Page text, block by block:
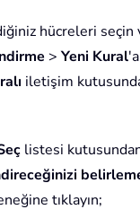
hücreleri seçin
> Yeni Kural
iletişim
listesi
tıklayın;